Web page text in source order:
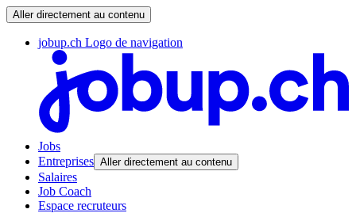
Aller directement au contenu
jobup.ch Logo de navigation
Jobs
Entreprises Aller directement au contenu
Salaires
Job Coach
Espace recruteurs